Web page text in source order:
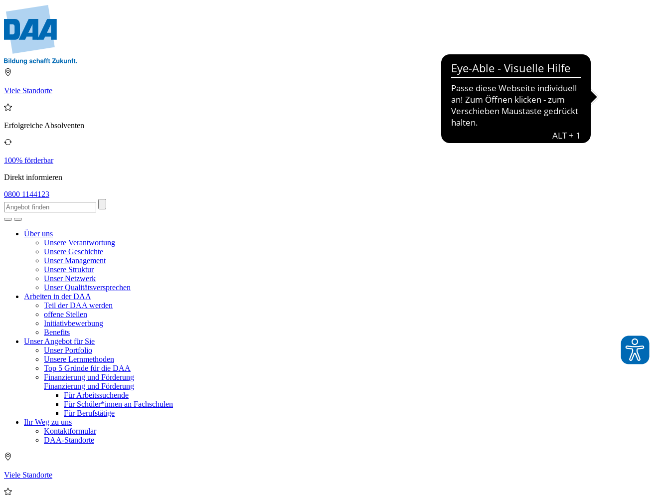
Viele Standorte
Erfolgreiche Absolventen
100% förderbar
Direkt informieren
0800 1144123
Über uns
Unsere Verantwortung
Unsere Geschichte
Unser Management
Unsere Struktur
Unser Netzwerk
Unser Qualitätsversprechen
Arbeiten in der DAA
Teil der DAA werden
offene Stellen
Initiativbewerbung
Benefits
Unser Angebot für Sie
Unser Portfolio
Unsere Lernmethoden
Top 5 Gründe für die DAA
Finanzierung und Förderung
Finanzierung und Förderung
Für Arbeitssuchende
Für Schüler*innen an Fachschulen
Für Berufstätige
Ihr Weg zu uns
Kontaktformular
DAA-Standorte
Viele Standorte